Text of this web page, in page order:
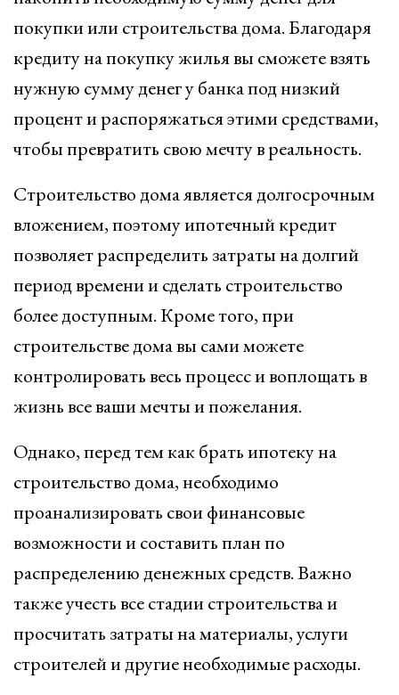
покупки или строительства дома. Благодаря
кредиту на покупку жилья вы сможете взять
нужную сумму денег у банка под низкий
процент и распоряжаться этими средствами,
чтобы превратить свою мечту в реальность.
Строительство дома является долгосрочным
вложением, поэтому ипотечный кредит
позволяет распределить затраты на долгий
период времени и сделать строительство
более доступным. Кроме того, при
строительстве дома вы сами можете
контролировать весь процесс и воплощать в
жизнь все ваши мечты и пожелания.
Однако, перед тем как брать ипотеку на
строительство дома, необходимо
проанализировать свои финансовые
возможности и составить план по
распределению денежных средств. Важно
также учесть все стадии строительства и
просчитать затраты на материалы, услуги
строителей и другие необходимые расходы.